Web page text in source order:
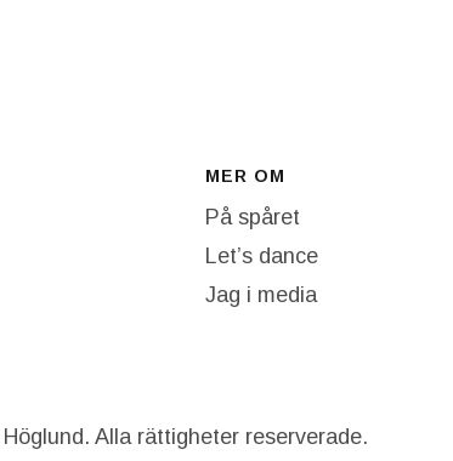
MER OM
På spåret
Let’s dance
Jag i media
Alla rättigheter reserverade.